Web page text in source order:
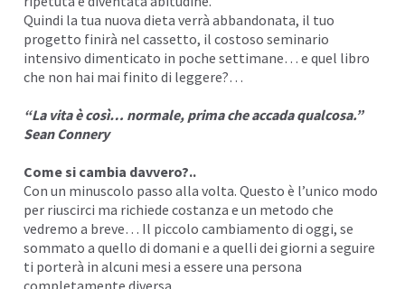
Quindi la tua nuova dieta verrà abbandonata, il tuo
progetto finirà nel cassetto, il costoso seminario
intensivo dimenticato in poche settimane… e quel libro
che non hai mai finito di leggere?…
“La vitaè così… normale, prima che accada qualcosa.”
Sean Connery
Come si cambia davvero?..
Con un minuscolo passo alla volta. Questo è l’unico modo
per riuscirci ma richiede costanza e un metodo che
vedremo a breve… Il piccolo cambiamento di oggi, se
sommato a quello di domani e a quelli dei giorni a seguire
ti porterà in alcuni mesi a essere una persona
completamente diversa.